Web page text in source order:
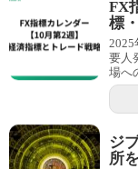
FX
標
2025
要人
場へ
ジ
所